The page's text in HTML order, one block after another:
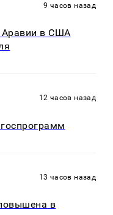
9 часов назад
Аравии в США
12 часов назад
13 часов назад
в